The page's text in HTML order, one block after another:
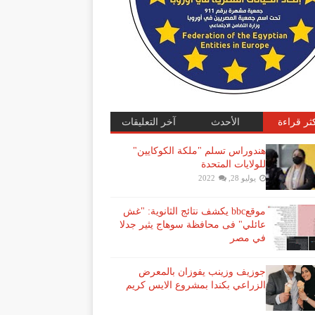
قراءة الأحدث آخر التعليقات
هندوراس تسلم "ملكة الكوكايين"
للولايات المتحدة
يوليو 28, 2022
موقعbbc يكشف نتائج الثانوية: "غش
عائلي" فى محافظة سوهاج يثير جدلا
في مصر
جوزيف وزينب يفوزان بالمعرض
الزراعي بكندا بمشروع الايس كريم